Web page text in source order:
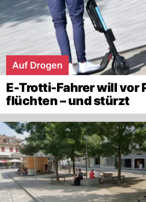
Auf Drogen
E-Trotti-Fahrer will vor
flüchten – und stürzt